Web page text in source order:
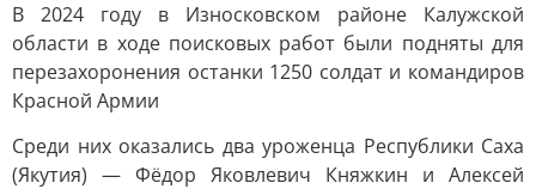
В 2024 году в Износковском районе Калужской
области в ходе поисковых работ были подняты для
перезахоронения останки 1250 солдат и командиров
Красной Армии
Среди них оказались два уроженца Республики Саха
(Якутия) — Фёдор Яковлевич Княжкин и Алексей